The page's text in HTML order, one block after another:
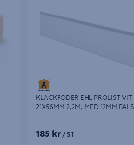
KLACKFODER EHL PROLIST VIT
21X56MM 2,2M, MED 12MM FALS
185 kr / ST